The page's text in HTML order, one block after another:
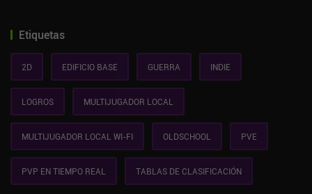
Etiquetas
2D EDIFICIO BASE GUERRA INDIE
LOGROS MULTIJUGADOR LOCAL
MULTIJUGADOR LOCAL WI-FI OLDSCHOOL PVE
PVP EN TIEMPO REAL TABLAS DE CLASIFICACIÓN